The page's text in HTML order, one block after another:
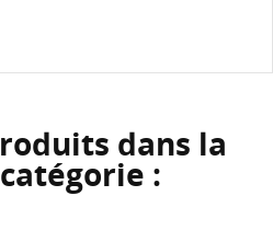
dans la
: